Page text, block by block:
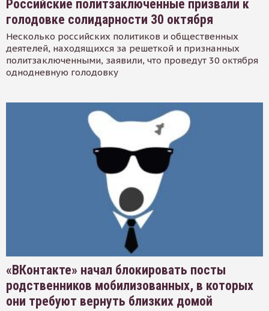
Российские политзаключенные призвали к
голодовке солидарности 30 октября
Несколько российских политиков и общественных
деятелей, находящихся за решеткой и признанных
политзаключенными, заявили, что проведут 30 октября
однодневную голодовку
«ВКонтакте» начал блокировать посты
родственников мобилизованных, в которых
они требуют вернуть близких домой